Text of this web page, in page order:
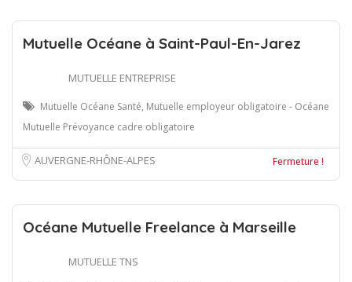
Mutuelle Océane à Saint-Paul-En-Jarez
MUTUELLE ENTREPRISE
Mutuelle Océane Santé, Mutuelle employeur obligatoire - Océane
Mutuelle Prévoyance cadre obligatoire
AUVERGNE-RHÔNE-ALPES Fermeture !
Océane Mutuelle Freelance à Marseille
MUTUELLE TNS